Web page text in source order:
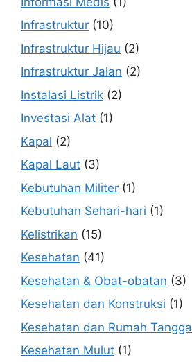
Infrastruktur (10)
Infrastruktur Hijau (2)
Infrastruktur Jalan (2)
Instalasi Listrik (2)
Investasi Alat (1)
Kapal (2)
Kapal Laut (3)
Kebutuhan Militer (1)
Kebutuhan Sehari-hari (1)
Kelistrikan (15)
Kesehatan (41)
Kesehatan & Obat-obatan (3)
Kesehatan dan Konstruksi (1)
Kesehatan dan Rumah Tangga
Kesehatan Mulut (1)